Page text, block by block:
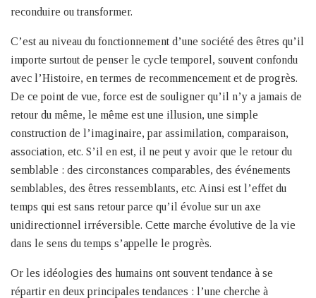
reconduire ou transformer.
C’est au niveau du fonctionnement d’une société des êtres qu’il
importe surtout de penser le cycle temporel, souvent confondu
avec l’Histoire, en termes de recommencement et de progrès.
De ce point de vue, force est de souligner qu’il n’y a jamais de
retour du même, le même est une illusion, une simple
construction de l’imaginaire, par assimilation, comparaison,
association, etc. S’il en est, il ne peut y avoir que le retour du
semblable : des circonstances comparables, des événements
semblables, des êtres ressemblants, etc. Ainsi est l’effet du
temps qui est sans retour parce qu’il évolue sur un axe
unidirectionnel irréversible. Cette marche évolutive de la vie
dans le sens du temps s’appelle le progrès.
Or les idéologies des humains ont souvent tendance à se
répartir en deux principales tendances : l’une cherche à